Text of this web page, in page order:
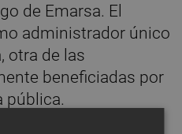
de Emarsa. El
administrador único
otra de las
beneficiadas por
pública.